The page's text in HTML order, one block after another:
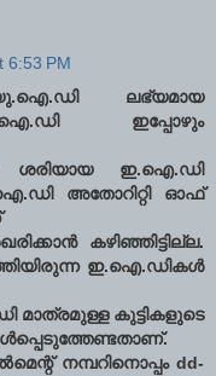
6:53 PM
ലഭ്യമായ
ഇപ്പോഴും
ശരിയായ ഇ.ഐ.ഡി
അതോറിറ്റി ഓഫ്
കഴിഞ്ഞിട്ടില്ല.
ഇ.ഐ.ഡികള്‍
കുട്ടികളുടെ
നമ്പറിനൊപ്പം dd-